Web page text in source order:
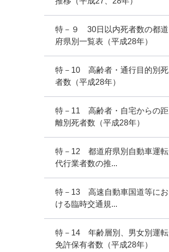
特－９ 30日以内死者数の都道
府県別一覧表（平成28年）
特－10 高齢者・通行目的別死
者数（平成28年）
特－11 高齢者・自宅からの距
離別死者数（平成28年）
特－12 都道府県別自動車運転
代行業者数の推...
特－13 高速自動車国道等にお
ける臨時交通規...
特－14 年齢層別、男女別運転
免許保有者数（平成28年）